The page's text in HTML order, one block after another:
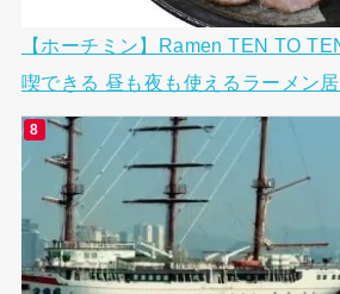
【ホーチミン】Ramen TEN TO
喫できる 昼も夜も使えるラーメン